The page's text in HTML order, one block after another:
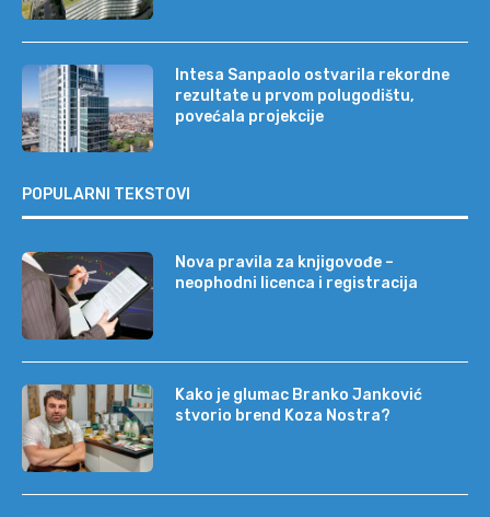
Intesa Sanpaolo ostvarila rekordne
rezultate u prvom polugodištu,
povećala projekcije
POPULARNI TEKSTOVI
Nova pravila za knjigovođe –
neophodni licenca i registracija
Kako je glumac Branko Janković
stvorio brend Koza Nostra?